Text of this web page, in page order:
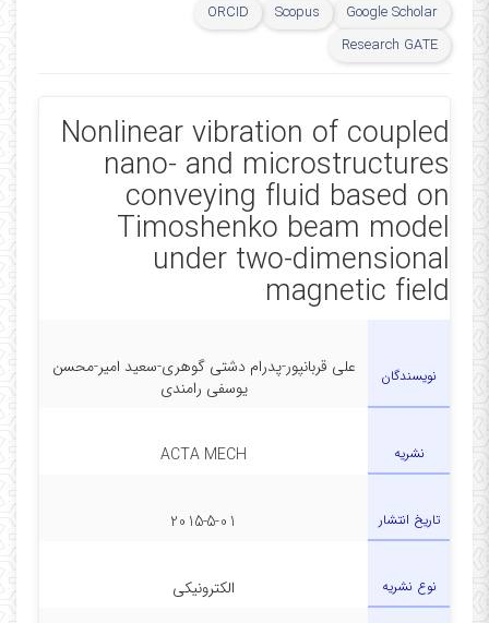
Google Scholar
Scopus
ORCID
Research GATE
Nonlinear vibration of coupled
nano- and microstructures
conveying fluid based on
Timoshenko beam model
under two-dimensional
magnetic field
نویسندگان
علی قربانپور-پدرام دشتی گوهری-سعید امیر-محسن
یوسفی رامندی
نشریه ACTA MECH
تاریخ انتشار 2015-5-01
نوع نشریه الکترونیکی